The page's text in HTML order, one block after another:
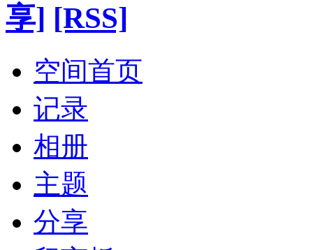
享] [RSS]
空间首页
记录
相册
主题
分享